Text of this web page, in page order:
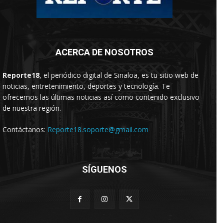
ACERCA DE NOSOTROS
Reporte18, el periódico digital de Sinaloa, es tu sitio web de
noticias, entretenimiento, deportes y tecnología. Te
ofrecemos las últimas noticias así como contenido exclusivo
de nuestra región.
Contáctanos: Reporte18.soporte@gmail.com
SÍGUENOS